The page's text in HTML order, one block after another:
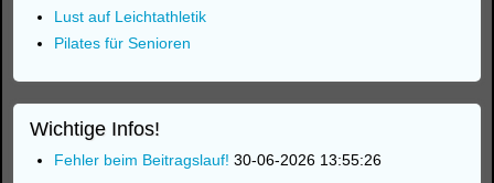
Lust auf Leichtathletik
Pilates für Senioren
Wichtige Infos!
Fehler beim Beitragslauf! 30-06-2026 13:55:26